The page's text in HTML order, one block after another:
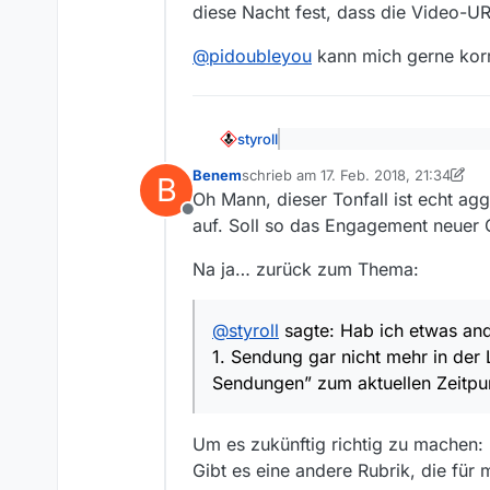
diese Nacht fest, dass die Video-
@pidoubleyou kann mich gerne
styroll
“Kurzbeiträge”, was auch
gesammelt.
Hab ich etwas anderes
der Liste zu finden ist.
einem Fall sogar Sinn. Zudem
finden ist.
Posting:
Die Sendung wurde am 31.1.
Nach mehr als 14 Tagen (16
Tage zurück, prüft jedoch bei
@pidoubleyoukann mich
B
Offline
Benemschrieb am 17. Feb. 2018, 21:34
zuletzt editiert von Benem
Oh Mann, dieser Tonfall ist echt
auf. Soll so das Engagement
Na ja… zurück zum Thema:
@styroll sagte: Hab ich etwas
1. Sendung gar nicht mehr in der
Sendungen” zum aktuellen
Um es zukünftig richtig zu machen:
Gibt es eine andere Rubrik, die für